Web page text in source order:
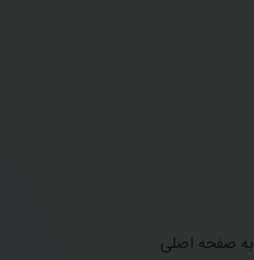
صفحه اصلی